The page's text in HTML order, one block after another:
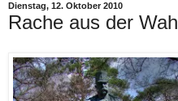
Dienstag, 12. Oktober 2010
Rache aus der